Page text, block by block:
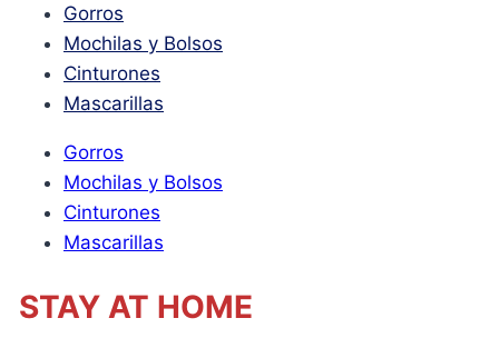
Gorros
Mochilas y Bolsos
Cinturones
Mascarillas
Gorros
Mochilas y Bolsos
Cinturones
Mascarillas
STAY AT HOME